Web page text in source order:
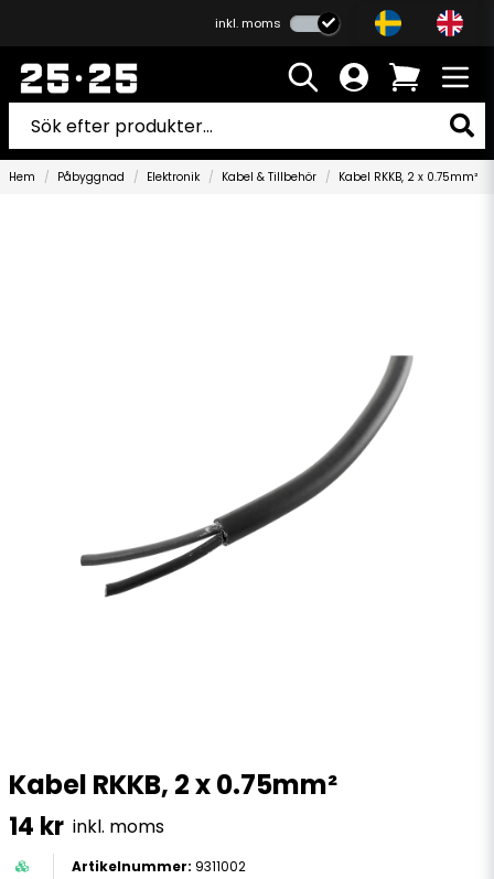
inkl. moms
Hem Påbyggnad Elektronik Kabel & Tillbehör Kabel RKKB, 2 x 0.75mm²
Kabel RKKB, 2 x 0.75mm²
14 kr inkl. moms
9311002